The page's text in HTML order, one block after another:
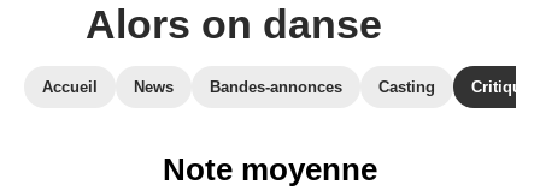
Alors on danse
Accueil News Bandes-annonces Casting
Note moyenne